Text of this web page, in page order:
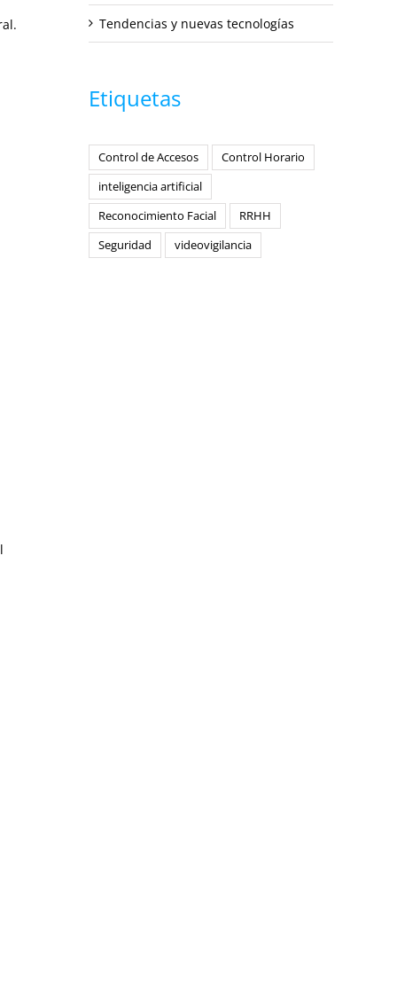
Tendencias y nuevas tecnologías
Etiquetas
Control de Accesos
Control Horario
inteligencia artificial
Reconocimiento Facial
RRHH
Seguridad
videovigilancia